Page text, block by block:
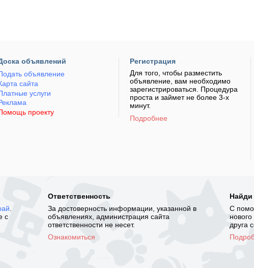
объявлений
объявление
сайта
услуги
проекту
Регистрация
Для того, чтобы разместить
объявление, вам необходимо
зарегистрироваться. Процедура
проста и займет не более 3-х
минут.
Подробнее
с
Ответственность
За достоверность информации, указанной в
объявлениях, администрация сайта
ответственности не несет.
Ознакомиться
Найди
С
друга